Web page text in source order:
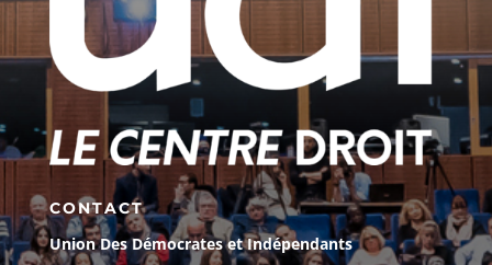
CONTACT
Union Des Démocrates et Indépendants